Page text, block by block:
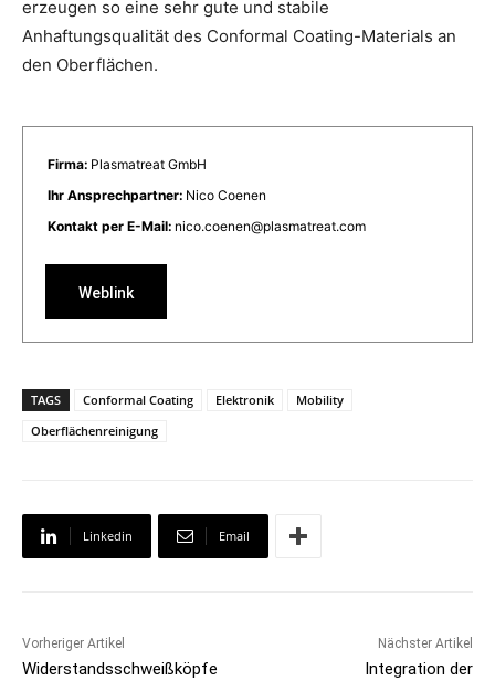
erzeugen so eine sehr gute und stabile
Anhaftungsqualität des Conformal Coating-Materials an
den Oberflächen.
Firma: Plasmatreat GmbH
Ihr Ansprechpartner: Nico Coenen
Kontakt per E-Mail: nico.coenen@plasmatreat.com
Weblink
TAGS Conformal Coating Elektronik
Mobility
Oberflächenreinigung
Linkedin Email
Vorheriger Artikel
Widerstandsschweißköpfe
Nächster Artikel
Integration der